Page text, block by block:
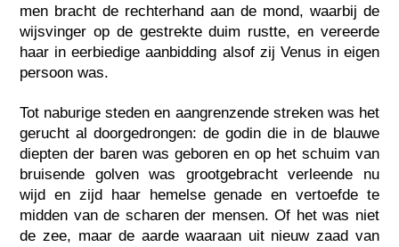
men bracht de rechterhand aan de mond, waarbij de
wijsvinger op de gestrekte duim rustte, en vereerde
haar in eerbiedige aanbidding alsof zij Venus in eigen
persoon was.
Tot naburige steden en aangrenzende streken was het
gerucht al doorgedrongen: de godin die in de blauwe
diepten der baren was geboren en op het schuim van
bruisende golven was grootgebracht verleende nu
wijd en zijd haar hemelse genade en vertoefde te
midden van de scharen der mensen. Of het was niet
de zee, maar de aarde waaraan uit nieuw zaad van